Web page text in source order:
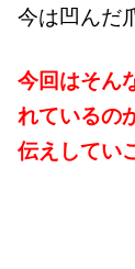
今は凹んだ
今回はそん
れているの
伝えしてい